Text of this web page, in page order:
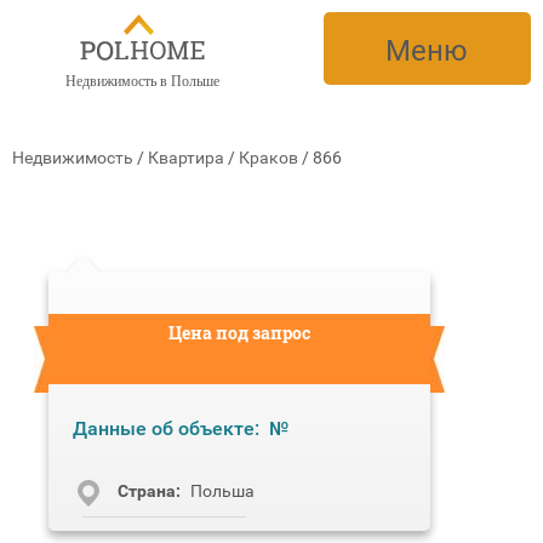
Недвижимость в Польше
Меню
Недвижимость / Квартира / Краков /866
Цена под запрос
Данные об объекте: №
Cтрана: Польша